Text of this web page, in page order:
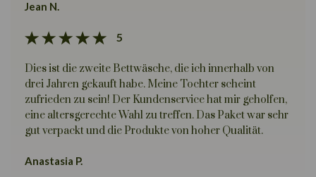
Jean N.
5
Dies ist die zweite Bettwäsche, die ich innerhalb von
drei Jahren gekauft habe. Meine Tochter scheint
zufrieden zu sein! Der Kundenservice hat mir geholfen,
eine altersgerechte Wahl zu treffen. Das Paket war sehr
gut verpackt und die Produkte von hoher Qualität.
Anastasia P.